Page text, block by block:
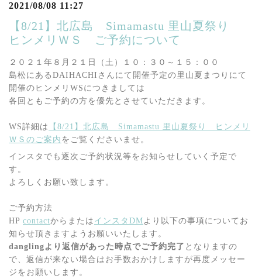
2021/08/08 11:27
【8/21】北広島 Simamastu 里山夏祭り
ヒンメリＷＳ ご予約について
２０２１年８月２１日（土）１０：３０～１５：００
島松にあるDAIHACHIさんにて開催予定の里山夏まつりにて
開催のヒンメリWSにつきましては
各回ともご予約の方を優先とさせていただきます。
WS詳細は
【8/21】北広島 Simamastu 里山夏祭り ヒンメリ
ＷＳのご案内 をご覧くださいませ。
インスタでも逐次ご予約状況等をお知らせしていく予定で
す。
よろしくお願い致します。
ご予約方法
HP contactからまたは インスタDM より以下の事項についてお
知らせ頂きますようお願いいたします。
danglingより返信があった時点でご予約完了 となりますの
で、返信が来ない場合はお手数おかけしますが再度メッセー
ジをお願いします。